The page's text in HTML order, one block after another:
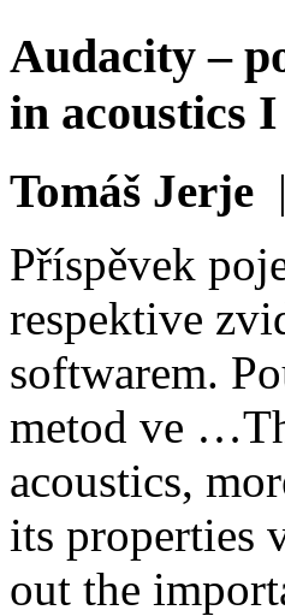
Audacity –
in acoustics I
Tomáš Jerje |
Příspěvek
respektive
softwarem.
metod ve …
acoustics,
its properties
out the